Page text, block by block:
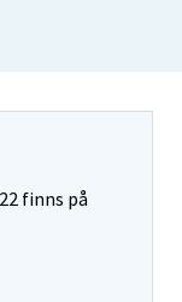
finns på